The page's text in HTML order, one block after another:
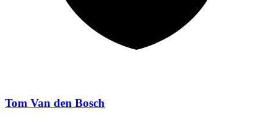
Tom Van den Bosch